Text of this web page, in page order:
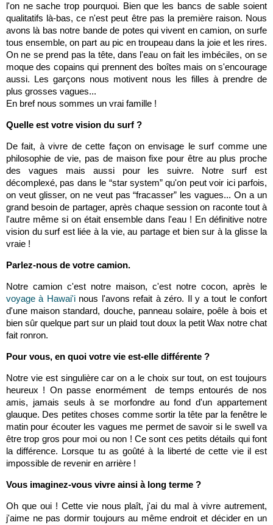
l'on ne sache trop pourquoi. Bien que les bancs de sable soient
qualitatifs là-bas, ce n'est peut être pas la première raison. Nous
avons là bas notre bande de potes qui vivent en camion, on surfe
tous ensemble, on part au pic en troupeau dans la joie et les rires.
On ne se prend pas la tête, dans l'eau on fait les imbéciles, on se
moque des copains qui prennent des boîtes mais on s'encourage
aussi. Les garçons nous motivent nous les filles à prendre de
plus grosses vagues...
En bref nous sommes un vrai famille !
Quelle est votre vision du surf ?
De fait, à vivre de cette façon on envisage le surf comme une
philosophie de vie, pas de maison fixe pour être au plus proche
des vagues mais aussi pour les suivre. Notre surf est
décomplexé, pas dans le “star system” qu'on peut voir ici parfois,
on veut glisser, on ne veut pas “fracasser” les vagues... On a un
grand besoin de partager, après chaque session on raconte tout à
l'autre même si on était ensemble dans l'eau ! En définitive notre
vision du surf est liée à la vie, au partage et bien sur à la glisse la
vraie !
Parlez-nous de votre camion.
Notre camion c'est notre maison, c'est notre cocon, après le
voyage à Hawai'inous l'avons refait à zéro. Il y a tout le confort
d'une maison standard, douche, panneau solaire, poêle à bois et
bien sûr quelque part sur un plaid tout doux la petit Wax notre chat
fait ronron.
Pour vous, en quoi votre vie est-elle différente ?
Notre vie est singulière car on a le choix sur tout, on est toujours
heureux ! On passe enormément de temps entourés de nos
amis, jamais seuls à se morfondre au fond d'un appartement
glauque. Des petites choses comme sortir la tête par la fenêtre le
matin pour écouter les vagues me permet de savoir si le swell va
être trop gros pour moi ou non ! Ce sont ces petits détails qui font
la différence. Lorsque tu as goûté à la liberté de cette vie il est
impossible de revenir en arrière !
Vous imaginez-vous vivre ainsi à long terme ?
Oh que oui ! Cette vie nous plaît, j'ai du mal à vivre autrement,
j'aime ne pas dormir toujours au même endroit et décider en un